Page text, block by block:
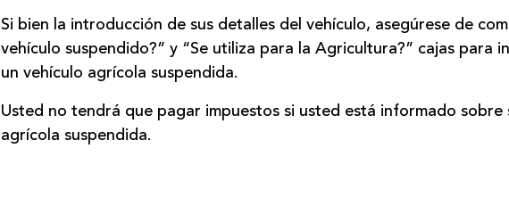
Si bien la introducción de sus detalles del vehículo, asegúrese de
vehículo suspendido?” y “Se utiliza para la Agricultura?” cajas para
un vehículo agrícola suspendida.
Usted no tendrá que pagar impuestos si usted está informado sobre
agrícola suspendida.